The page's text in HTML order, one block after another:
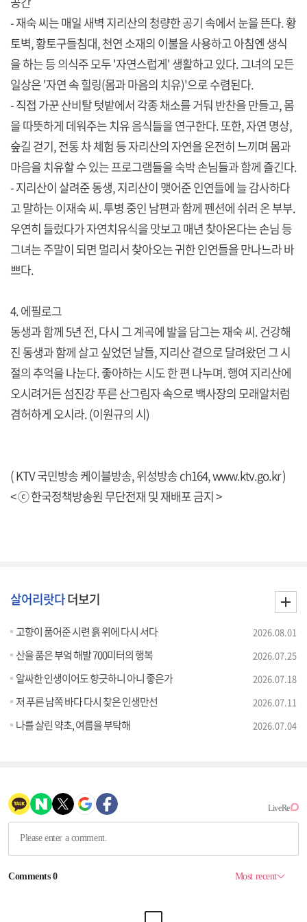
- 재숙 씨는 매일 새벽 지리산의 청량한 공기 속에서 눈을 뜬다. 황
토벽, 황토구들침대, 천연 소재의 이불을 사용하고 아침엔 생식
을 하는 등 의식주 모두 '자연스럽게' 생활하고 있다. 그녀의 모든
일상은 '자연 속 힐링(몸과 마음의 치유)'으로 수렴된다.
- 직접 가꾼 산비탈 텃밭에서 각종 채소를 거둬 반찬을 만들고, 몸
을 따뜻하게 데워주는 치유 음식들을 연구한다. 또한, 자연 명상,
숲길 걷기, 전통 차 체험 등 자리산의 자연을 온전히 느끼며 몸과
마음을 치유할 수 있는 프로그램들을 숙박 손님들과 함께 즐긴다.
- 지리산이 살려준 동생, 지리산이 맺어준 인연들에 늘 감사하다
고 말하는 이재숙 씨. 투병 중인 남편과 함께 펜션에 쉬러 온 부부.
우연히 들렀다가 자연치유식을 맛보고 매년 찾아온다는 손님 등
그녀는 주말이 되면 멀리서 찾아오는 귀한 인연들을 만나느라 바
쁘다.
4. 에필로그
동생과 함께 5년 전, 다시 그 계곡에 발을 담그는 재숙 씨. 건강해
진 동생과 함께 살고 싶었던 날들, 지리산 곁으로 달려왔던 그 시
절의 추억을 나눈다. 좋아하는 시도 한 편 나누며. 행여 지리산에
오시려거든 섬진강 푸른 산그림자 속으로 백사장의 모래알처럼
겸허하게 오시라. (이원규의 시)
( KTV 국민방송 케이블방송, 위성방송 ch164,www.ktv.go.kr)
< ⓒ 한국정책방송원 무단전재 및 재배포 금지 >
살어리랏다더보기
고향이 품어준 시련 흙 위에 다시 서다 2026.08.01
산을 품은 부엌 해발 700미터의 행복 2026.07.25
알싸한 인생이어도 향긋하니 아니 좋은가 2026.07.18
저 푸른 남쪽 바다 다시 찾은 인생만선 2026.07.11
나를 살린 약초, 여름을 부탁해 2026.07.04